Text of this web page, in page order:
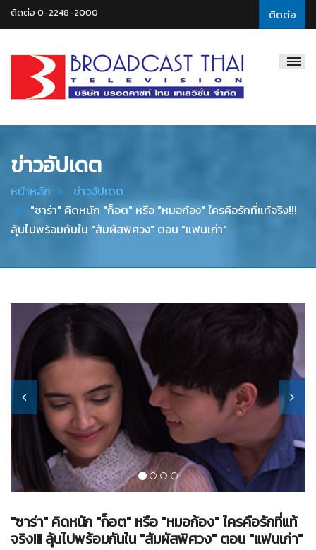
ติดต่อ
ติดต่อ 0-2248-2000
Thai
ข่าวอัปเดต
หน้าหลัก
ข่าวอัปเดต
"ซาร่า" คิดหนัก "ก็อต" หรือ "หมอก้อง" ใครคือรักที่แท้จริง!!!
ลุ้นไปพร้อมกันใน "สัมผัสพิศวง" ตอน "แฟนเก่า"
"ซาร่า" คิดหนัก "ก็อต" หรือ "หมอก้อง" ใครคือรักที่แท้
จริง!!! ลุ้นไปพร้อมกันใน "สัมผัสพิศวง" ตอน "แฟนเก่า"